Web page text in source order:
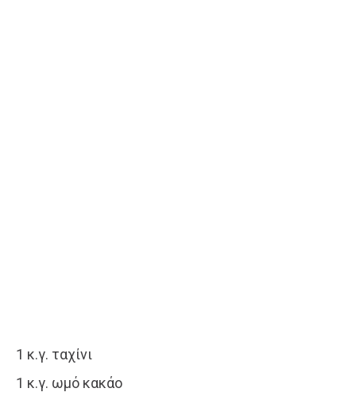
​1 κ.γ. ταχίνι
1 κ.γ. ωμό κακάο